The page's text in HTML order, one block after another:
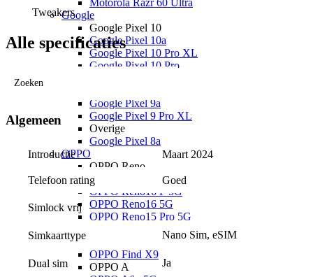
Motorola Razr 60 Ultra
Google
Google Pixel 10
Google Pixel 10a
Google Pixel 10 Pro XL
Google Pixel 10 Pro
Google Pixel 9a
Google Pixel 9 Pro XL
Overige
Google Pixel 8a
OPPO
OPPO Reno
OPPO Reno16 Pro 5G
OPPO Reno16 F 5G
OPPO Reno16 5G
OPPO Reno15 Pro 5G
OPPO Find X9 Ultra
OPPO Find X9
OPPO A
Tweakers
Alle specificaties
Zoeken
Algemeen
Introductie Maart 2024
Telefoon rating Goed
Simlock vrij
Simkaarttype Nano Sim, eSIM
Dual sim Ja